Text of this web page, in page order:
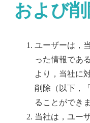
および削
ユーザーは，
った情報であ
より，当社に
削除（以下，
ることができま
当社は，ユー